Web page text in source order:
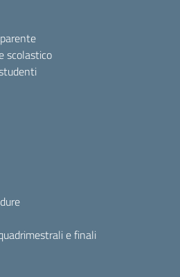
scolastico
e finali